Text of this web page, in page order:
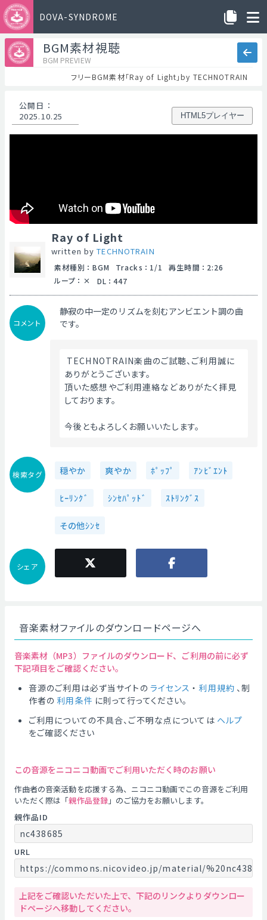
DOVA-SYNDROME
BGM素材視聴
BGM PREVIEW
フリーBGM素材「Ray of Light」by TECHNOTRAIN
公開日 ：
2025.10.25
HTML5プレイヤー
Ray of Light
written byTECHNOTRAIN
素材種別 ： BGM Tracks ： 1/1 再生時間 ： 2:26
ループ ： DL ： 447
コメント
静寂の中一定のリズムを刻むアンビエント調の曲
です。
ありがとうございます。
頂いた感想やご利用連絡などありがたく拝見
しております。
今後ともよろしくお願いいたします。
検索タグ 穏やか 爽やか ﾎﾟｯﾌﾟ ｱﾝﾋﾞｴﾝﾄ
ﾋｰﾘﾝｸﾞ ｼﾝｾﾊﾟｯﾄﾞ ｽﾄﾘﾝｸﾞｽ
その他ｼﾝｾ
シェア
音楽素材ファイルのダウンロードページへ
音楽素材（MP3）ファイルのダウンロード、ご利用の前に必ず
下記項目をご確認ください。
音源のご利用は必ず当サイトの ライセンス ・ 利用規約 、制
作者の 利用条件 に則って行ってください。
ご利用についての不具合、ご不明な点については ヘルプ
をご確認ください
この音源をニコニコ動画でご利用いただく時のお願い
作曲者の音楽活動を応援する為、ニコニコ動画でこの音源をご利用
いただく際は「親作品登録」のご協力をお願いします。
親作品ID
nc438685
URL
https://commons.nicovideo.jp/material/
上記をご確認いただいた上で、下記のリンクよりダウンロー
ドページへ移動してください。